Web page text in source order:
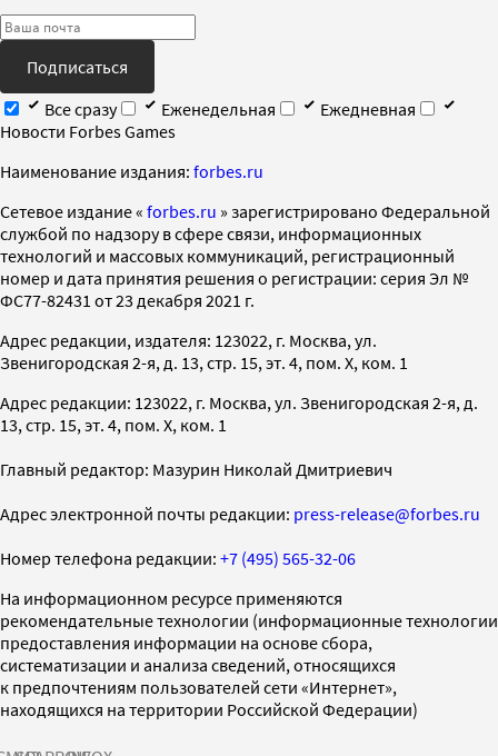
Подписаться
Все сразу
Еженедельная
Ежедневная
Новости Forbes Games
Наименование издания: forbes.ru
Cетевое издание « forbes.ru » зарегистрировано Федеральной
службой по надзору в сфере связи, информационных
технологий и массовых коммуникаций, регистрационный
номер и дата принятия решения о регистрации: серия Эл №
ФС77-82431 от 23 декабря 2021 г.
Адрес редакции, издателя: 123022, г. Москва, ул.
Звенигородская 2-я, д. 13, стр. 15, эт. 4, пом. X, ком. 1
Адрес редакции: 123022, г. Москва, ул. Звенигородская 2-я, д.
13, стр. 15, эт. 4, пом. X, ком. 1
Главный редактор: Мазурин Николай Дмитриевич
Адрес электронной почты редакции: press-release@forbes.ru
Номер телефона редакции: +7 (495) 565-32-06
На информационном ресурсе применяются
рекомендательные технологии (информационные технологии
предоставления информации на основе сбора,
систематизации и анализа сведений, относящихся
к предпочтениям пользователей сети «Интернет»,
находящихся на территории Российской Федерации)